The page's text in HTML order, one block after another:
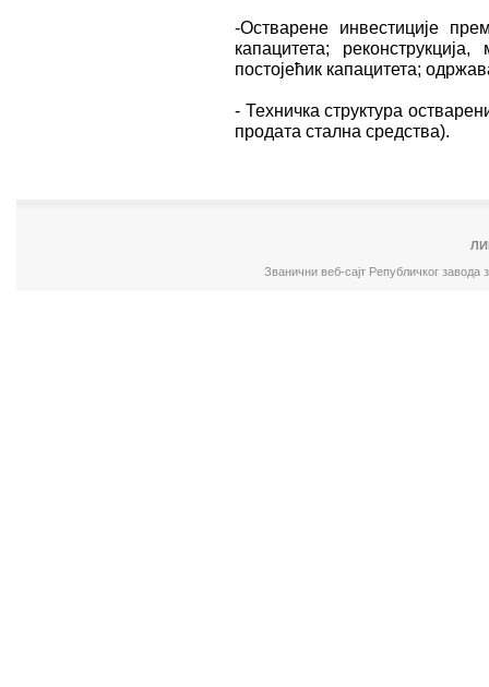
-Остварене инвестиције
капацитета;
постојећик капацитета;
- Техничка структура
продата стална средства).
Званични веб-сајт Републичког